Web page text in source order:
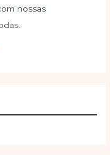
nossas